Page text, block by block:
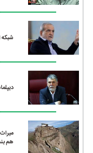
شبکه
هم